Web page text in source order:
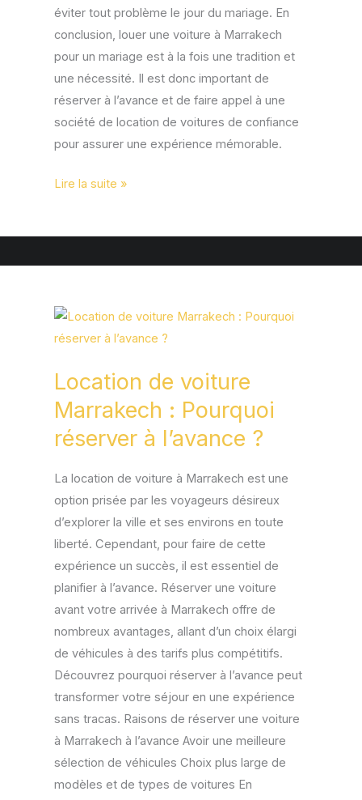
éviter tout problème le jour du mariage. En
conclusion, louer une voiture à Marrakech
pour un mariage est à la fois une tradition et
une nécessité. Il est donc important de
réserver à l’avance et de faire appel à une
société de location de voitures de confiance
pour assurer une expérience mémorable.
Lire la suite »
Location de voiture
Marrakech : Pourquoi
réserver à l’avance ?
La location de voiture à Marrakech est une
option prisée par les voyageurs désireux
d’explorer la ville et ses environs en toute
liberté. Cependant, pour faire de cette
expérience un succès, il est essentiel de
planifier à l’avance. Réserver une voiture
avant votre arrivée à Marrakech offre de
nombreux avantages, allant d’un choix élargi
de véhicules à des tarifs plus compétitifs.
Découvrez pourquoi réserver à l’avance peut
transformer votre séjour en une expérience
sans tracas. Raisons de réserver une voiture
à Marrakech à l’avance Avoir une meilleure
sélection de véhicules Choix plus large de
modèles et de types de voitures En
Location
de
Marrakech
:
réserver